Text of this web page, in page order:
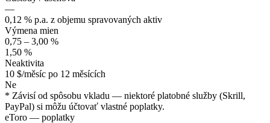
—
0,12 % p.a. z objemu spravovaných aktiv
Výmena mien
0,75 – 3,00 %
1,50 %
Neaktivita
10 $/měsíc po 12 měsících
Ne
* Závisí od spôsobu vkladu — niektoré platobné služby (Skrill,
PayPal) si môžu účtovať vlastné poplatky.
eToro — poplatky